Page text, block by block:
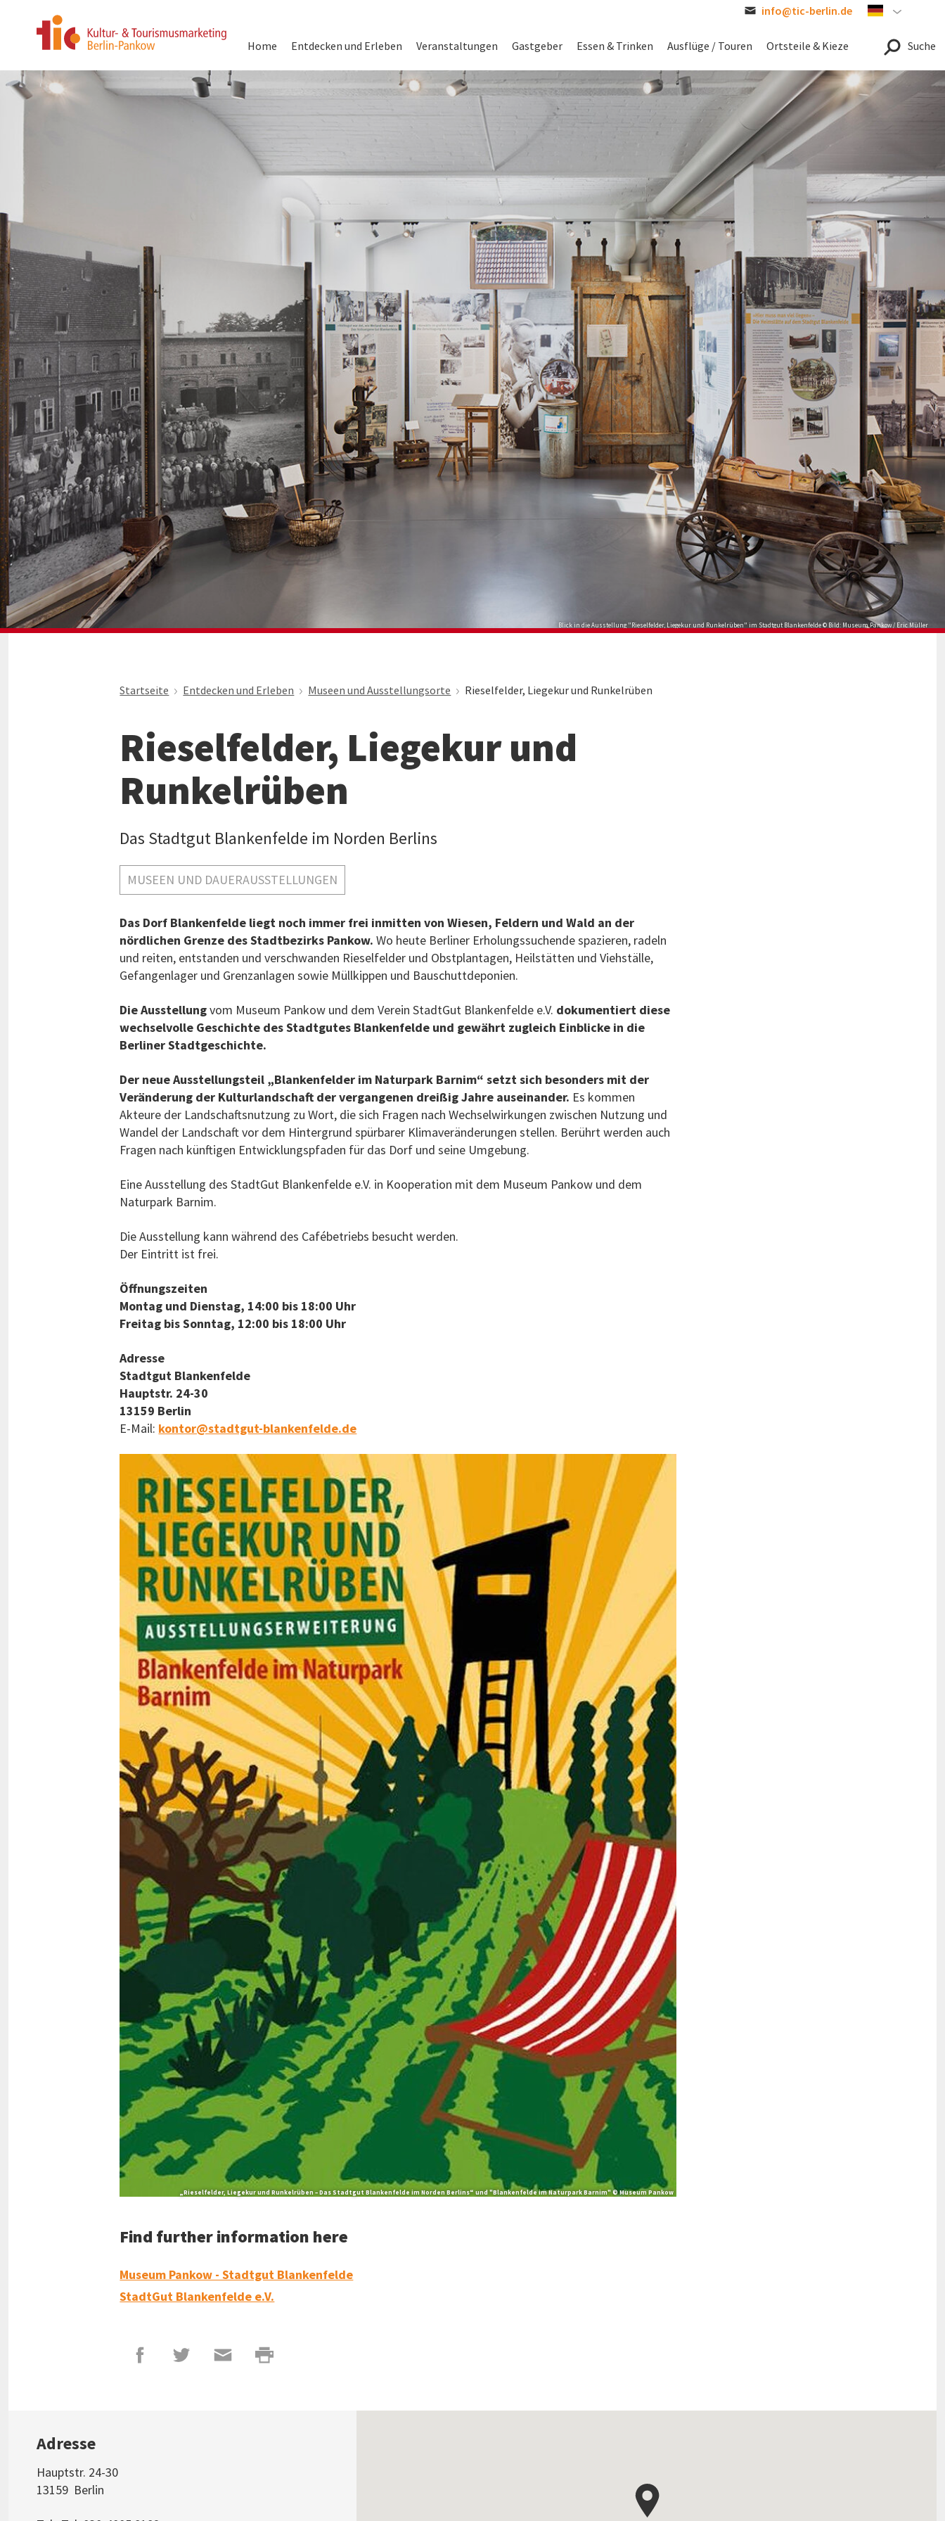
Direkt
zum
Home
Entdecken und Erleben Veranstaltungen Gastgeber Essen & Trinken Ausflüge / Touren Ortsteile & Kieze Suche
info@tic-berlin.de German
Blick in die Ausstellung "Rieselfelder, Liegekur und Runkelrüben" im Stadtgut Blankenfelde © Bild: Museum Pankow / Eric Müller
Startseite Entdecken und Erleben Museen und Ausstellungsorte Rieselfelder, Liegekur und Runkelrüben
Rieselfelder, Liegekur und
Runkelrüben
Das Stadtgut Blankenfelde im Norden Berlins
MUSEEN UND DAUERAUSSTELLUNGEN
Das Dorf Blankenfelde liegt noch immer frei inmitten von Wiesen, Feldern und Wald an der
nördlichen Grenze des Stadtbezirks Pankow.Wo heute Berliner Erholungssuchende spazieren, radeln
und reiten, entstanden und verschwanden Rieselfelder und Obstplantagen, Heilstätten und Viehställe,
Gefangenlager und Grenzanlagen sowie Müllkippen und Bauschuttdeponien.
Die Ausstellungvom Museum Pankow und dem Verein StadtGut Blankenfelde e.V. dokumentiert diese
wechselvolle Geschichte des Stadtgutes Blankenfelde und gewährt zugleich Einblicke in die
Berliner Stadtgeschichte.
Der neue Ausstellungsteil „Blankenfelder im Naturpark Barnim“ setzt sich besonders mit der
Veränderung der Kulturlandschaft der vergangenen dreißig Jahre auseinander. Es kommen
Akteure der Landschaftsnutzung zu Wort, die sich Fragen nach Wechselwirkungen zwischen Nutzung und
Wandel der Landschaft vor dem Hintergrund spürbarer Klimaveränderungen stellen. Berührt werden auch
Fragen nach künftigen Entwicklungspfaden für das Dorf und seine Umgebung.
Eine Ausstellung des StadtGut Blankenfelde e.V. in Kooperation mit dem Museum Pankow und dem
Naturpark Barnim.
Die Ausstellung kann während des Cafébetriebs besucht werden.
Der Eintritt ist frei.
Öffnungszeiten
Montag und Dienstag, 14:00 bis 18:00 Uhr
Freitag bis Sonntag, 12:00 bis 18:00 Uhr
Adresse
Stadtgut Blankenfelde
Hauptstr. 24-30
13159 Berlin
E-Mail: kontor@stadtgut-blankenfelde.de
„Rieselfelder, Liegekur und Runkelrüben – Das Stadtgut Blankenfelde im Norden Berlins“ und "Blankenfelde im Naturpark Barnim" © Museum Pankow
Find further information here
Museum Pankow - Stadtgut Blankenfelde
StadtGut Blankenfelde e.V.
Adresse
Hauptstr. 24-30
13159 Berlin